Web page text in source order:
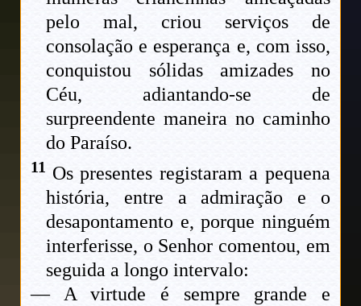
pelo mal, criou serviços de
consolação e esperança e, com isso,
conquistou sólidas amizades no
Céu, adiantando-se de
surpreendente maneira no caminho
do Paraíso.
11 Os presentes registaram a pequena
história, entre a admiração e o
desapontamento e, porque ninguém
interferisse, o Senhor comentou, em
seguida a longo intervalo:
— A virtude é sempre grande e